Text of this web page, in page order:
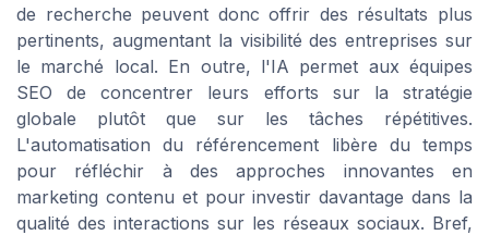
de recherche peuvent donc offrir des résultats plus
pertinents, augmentant la visibilité des entreprises sur
le marché local. En outre, l'IA permet aux équipes
SEO de concentrer leurs efforts sur la stratégie
globale plutôt que sur les tâches répétitives.
L'automatisation du référencement libère du temps
pour réfléchir à des approches innovantes en
marketing contenu et pour investir davantage dans la
qualité des interactions sur les réseaux sociaux. Bref,